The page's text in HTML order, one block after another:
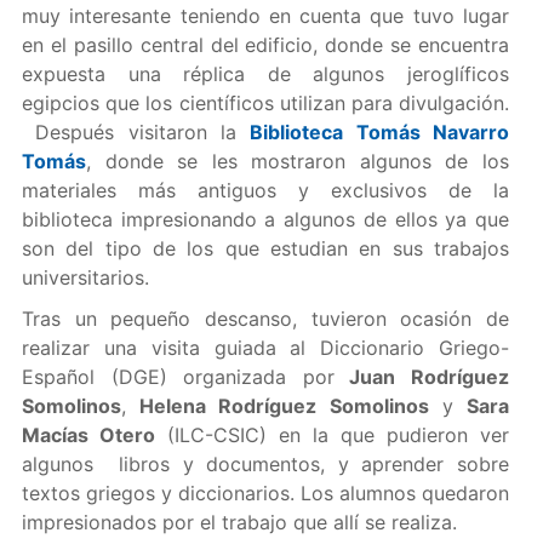
muy interesante teniendo en cuenta que tuvo lugar
en el pasillo central del edificio, donde se encuentra
expuesta una réplica de algunos jeroglíficos
egipcios que los científicos utilizan para divulgación.
Después visitaron la Biblioteca Tomás Navarro
Tomás, donde se les mostraron algunos de los
materiales más antiguos y exclusivos de la
biblioteca impresionando a algunos de ellos ya que
son del tipo de los que estudian en sus trabajos
universitarios.
Tras un pequeño descanso, tuvieron ocasión de
realizar una visita guiada al Diccionario Griego-
Español (DGE) organizada porJuan Rodríguez
Somolinos, Helena Rodríguez SomolinosySara
Macías Otero (ILC-CSIC) en la que pudieron ver
algunos libros y documentos, y aprender sobre
textos griegos y diccionarios. Los alumnos quedaron
impresionados por el trabajo que allí se realiza.